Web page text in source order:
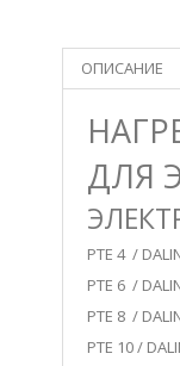
ОПИСАНИЕ
ДЛЯ
PTE 4 /
PTE 6 /
PTE 8 /
PTE 10 /